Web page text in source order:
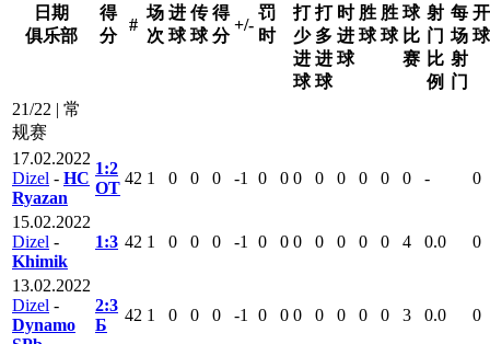
日期
俱乐部
得
分
#
场
次
进
球
传
球
得
分
+/-
罚
时
打
少
进
球
打
多
进
球
时
进
球
胜
球
胜
球
球
比
赛
射
门
比
例
每
场
射
门
开
球
21/22 | 常
规赛
17.02.2022
Dizel - HC
Ryazan
1:2
ОТ
42 1 0 0 0 -1 0 0 0 0 0 0 0 0 - 0
15.02.2022
Dizel -
Khimik
1:3 42 1 0 0 0 -1 0 0 0 0 0 0 0 4 0.0 0
13.02.2022
Dizel -
Dynamo
2:3
Б
42 1 0 0 0 -1 0 0 0 0 0 0 0 3 0.0 0